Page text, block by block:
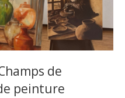
de
peinture